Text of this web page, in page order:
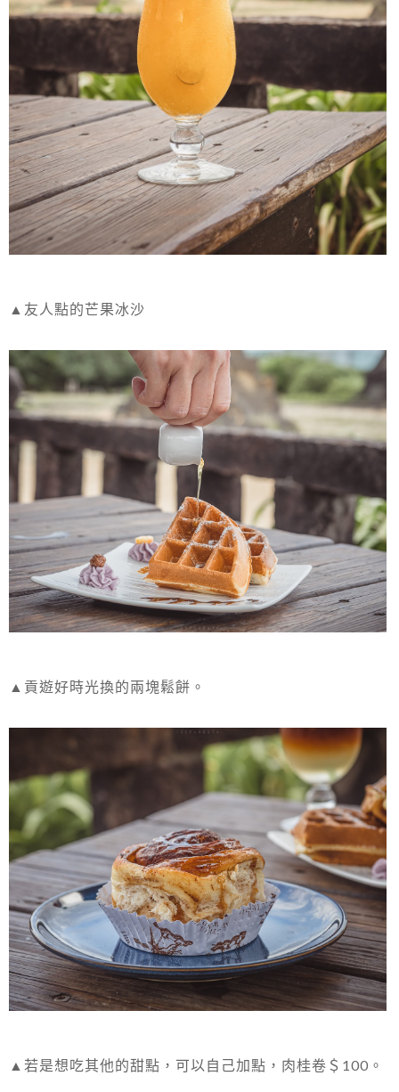
▲友人點的芒果冰沙
▲貢遊好時光換的兩塊鬆餅。
▲若是想吃其他的甜點，可以自己加點，肉桂卷＄100。